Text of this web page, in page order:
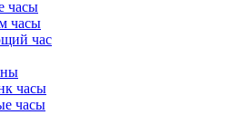
часы
часы
час
часы
часы